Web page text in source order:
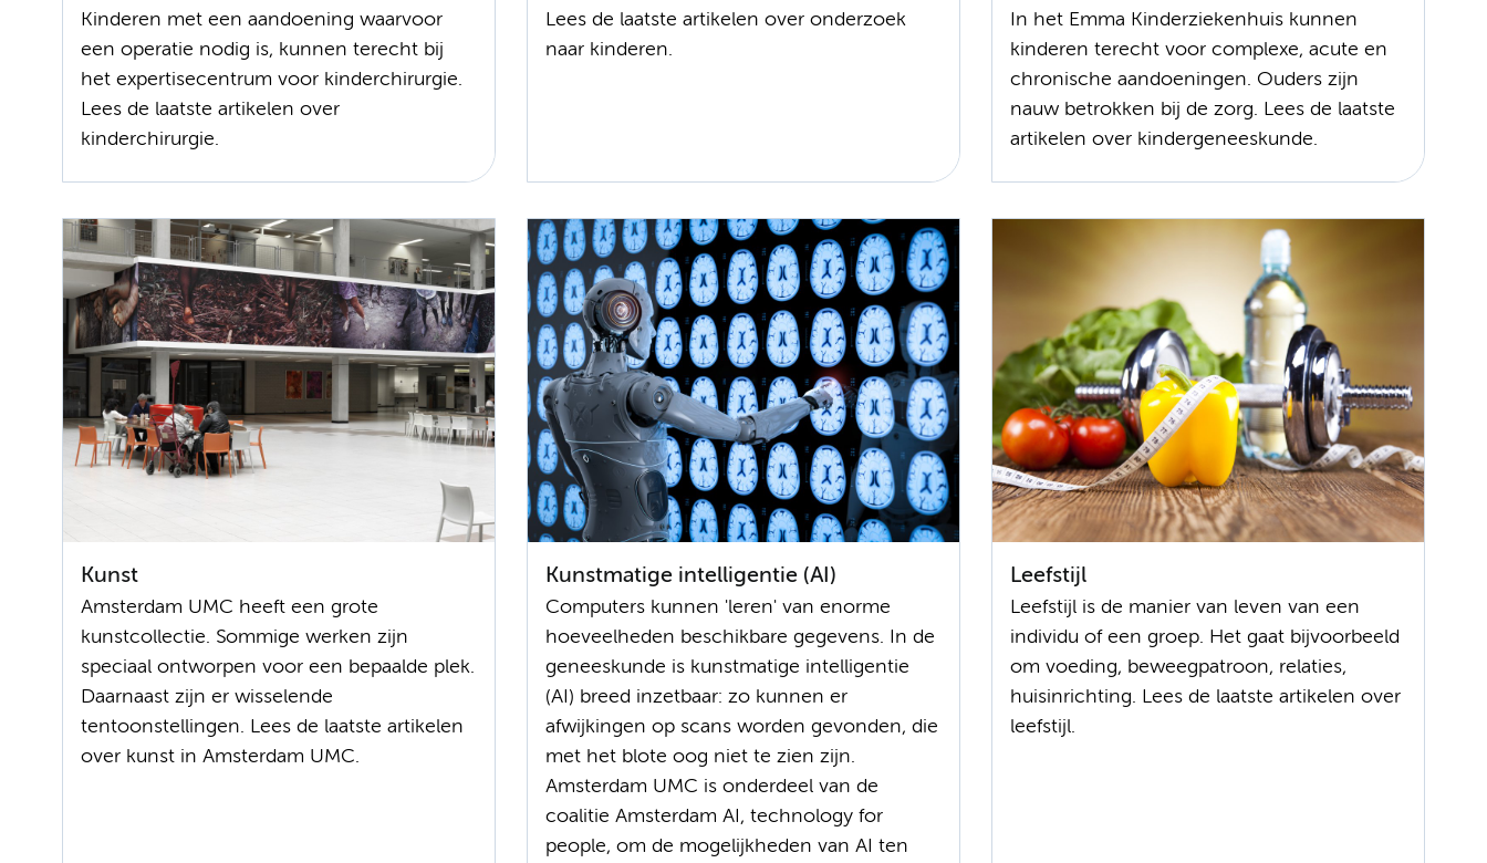
Kinderen met een aandoening waarvoor
een operatie nodig is, kunnen terecht bij
het expertisecentrum voor kinderchirurgie.
Lees de laatste artikelen over
kinderchirurgie.
Lees de laatste artikelen over onderzoek
naar kinderen.
In het Emma Kinderziekenhuis kunnen
kinderen terecht voor complexe, acute en
chronische aandoeningen. Ouders zijn
nauw betrokken bij de zorg. Lees de laatste
artikelen over kindergeneeskunde.
Kunst
Amsterdam UMC heeft een grote
kunstcollectie. Sommige werken zijn
speciaal ontworpen voor een bepaalde plek.
Daarnaast zijn er wisselende
tentoonstellingen. Lees de laatste artikelen
over kunst in Amsterdam UMC.
Kunstmatige intelligentie (AI)
Computers kunnen 'leren' van enorme
hoeveelheden beschikbare gegevens. In de
geneeskunde is kunstmatige intelligentie
(AI) breed inzetbaar: zo kunnen er
afwijkingen op scans worden gevonden, die
met het blote oog niet te zien zijn.
Amsterdam UMC is onderdeel van de
coalitie Amsterdam AI, technology for
people, om de mogelijkheden van AI ten
Leefstijl
Leefstijl is de manier van leven van een
individu of een groep. Het gaat bijvoorbeeld
om voeding, beweegpatroon, relaties,
huisinrichting. Lees de laatste artikelen over
leefstijl.